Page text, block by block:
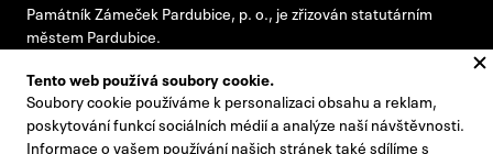
Památník Zámeček Pardubice, p. o., je zřizován statutárním
městem Pardubice.
#pamatnikzamecek
Tento web používá soubory cookie.
Soubory cookie používáme k personalizaci obsahu a reklam,
poskytování funkcí sociálních médií a analýze naší návštěvnosti.
Informace o vašem používání našich stránek také sdílíme s